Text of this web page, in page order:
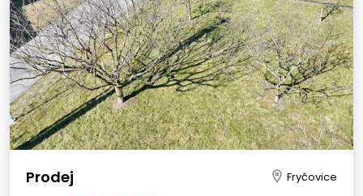
Prodej Fryčovice